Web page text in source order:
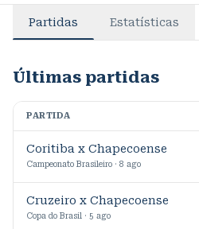
Partidas Estatísticas
Últimas partidas
PARTIDA
Coritiba x Chapecoense
Campeonato Brasileiro · 8 ago
Cruzeiro x Chapecoense
Copa do Brasil · 5 ago